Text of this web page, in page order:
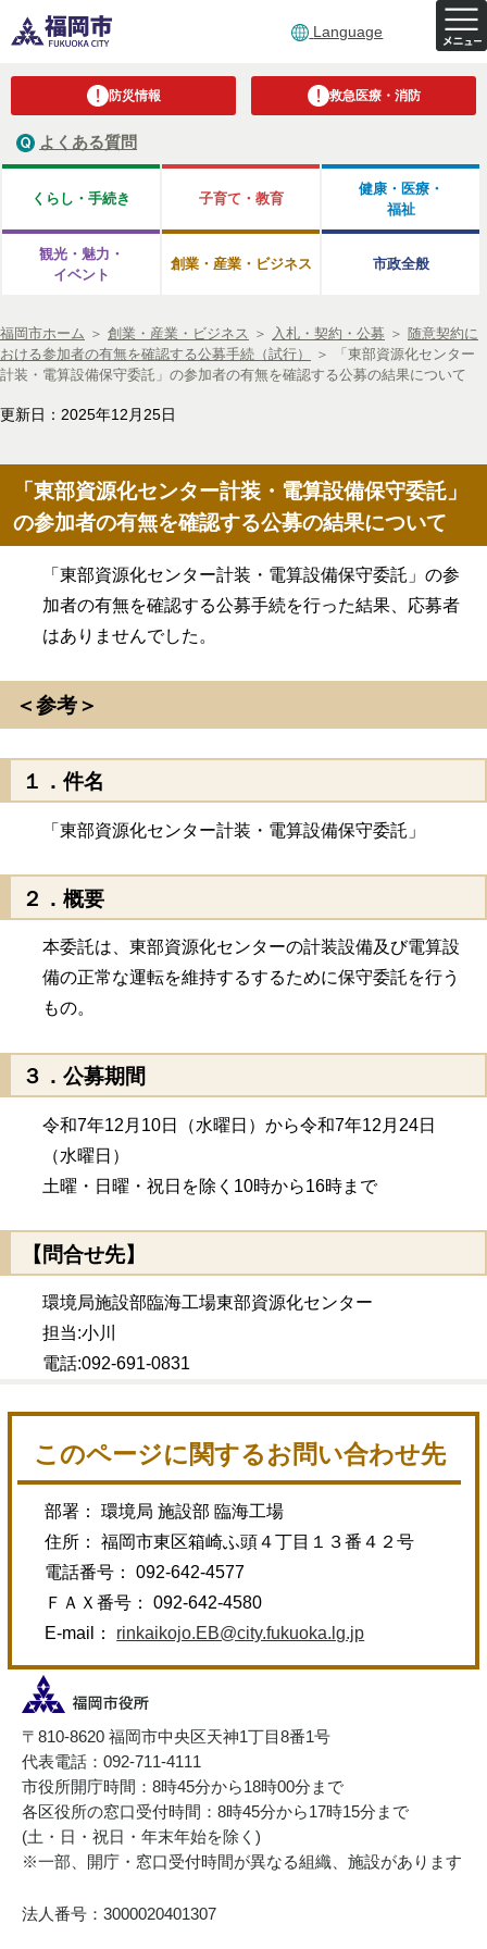
Language
防災情報 救急医療・消防
よくある質問
くらし・手続き 子育て・教育
健康・医療・
福祉
観光・魅力・
イベント
創業・産業・ビジネス 市政全般
福岡市ホーム ＞ 創業・産業・ビジネス ＞ 入札・契約・公募 ＞ 随意契約に
おける参加者の有無を確認する公募手続（試行）
＞
「東部資源化センター
計装・電算設備保守委託」の参加者の有無を確認する公募の結果について
更新日：2025年12月25日
「東部資源化センター計装・電算設備保守委託」
の参加者の有無を確認する公募の結果について
「東部資源化センター計装・電算設備保守委託」の参
加者の有無を確認する公募手続を行った結果、応募者
はありませんでした。
＜参考＞
１．件名
「東部資源化センター計装・電算設備保守委託」
２．概要
本委託は、東部資源化センターの計装設備及び電算設
備の正常な運転を維持するするために保守委託を行う
もの。
３．公募期間
令和7年12月10日（水曜日）から令和7年12月24日
（水曜日）
土曜・日曜・祝日を除く10時から16時まで
【問合せ先】
環境局施設部臨海工場東部資源化センター
担当:小川
電話:092-691-0831
このページに関するお問い合わせ先
部署： 環境局 施設部 臨海工場
住所： 福岡市東区箱崎ふ頭４丁目１３番４２号
電話番号： 092-642-4577
ＦＡＸ番号： 092-642-4580
E-mail： rinkaikojo.EB@city.fukuoka.lg.jp
〒810-8620 福岡市中央区天神1丁目8番1号
代表電話：092-711-4111
市役所開庁時間：8時45分から18時00分まで
各区役所の窓口受付時間：8時45分から17時15分まで
(土・日・祝日・年末年始を除く)
※一部、開庁・窓口受付時間が異なる組織、施設があります
法人番号：3000020401307